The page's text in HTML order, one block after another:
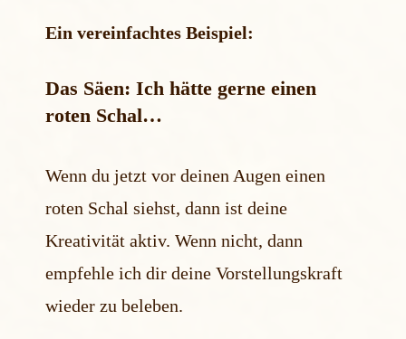
Ein vereinfachtes Beispiel:
Das Säen: Ich hätte gerne einen
roten Schal…
Wenn du jetzt vor deinen Augen einen
roten Schal siehst, dann ist deine
Kreativität aktiv. Wenn nicht, dann
empfehle ich dir deine Vorstellungskraft
wieder zu beleben.